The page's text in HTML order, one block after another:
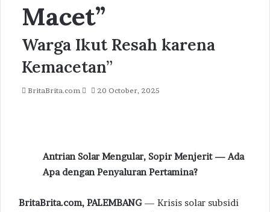
Macet”
Warga Ikut Resah karena
Kemacetan”
BritaBrita.com
Send20 October, 2025
Antrian Solar Mengular, Sopir Menjerit — Ada
Apa dengan Penyaluran Pertamina?
BritaBrita.com, PALEMBANG— Krisis solar subsidi